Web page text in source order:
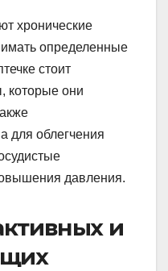
хронические
определенные
стоит
которые они
для облегчения
давления.
и